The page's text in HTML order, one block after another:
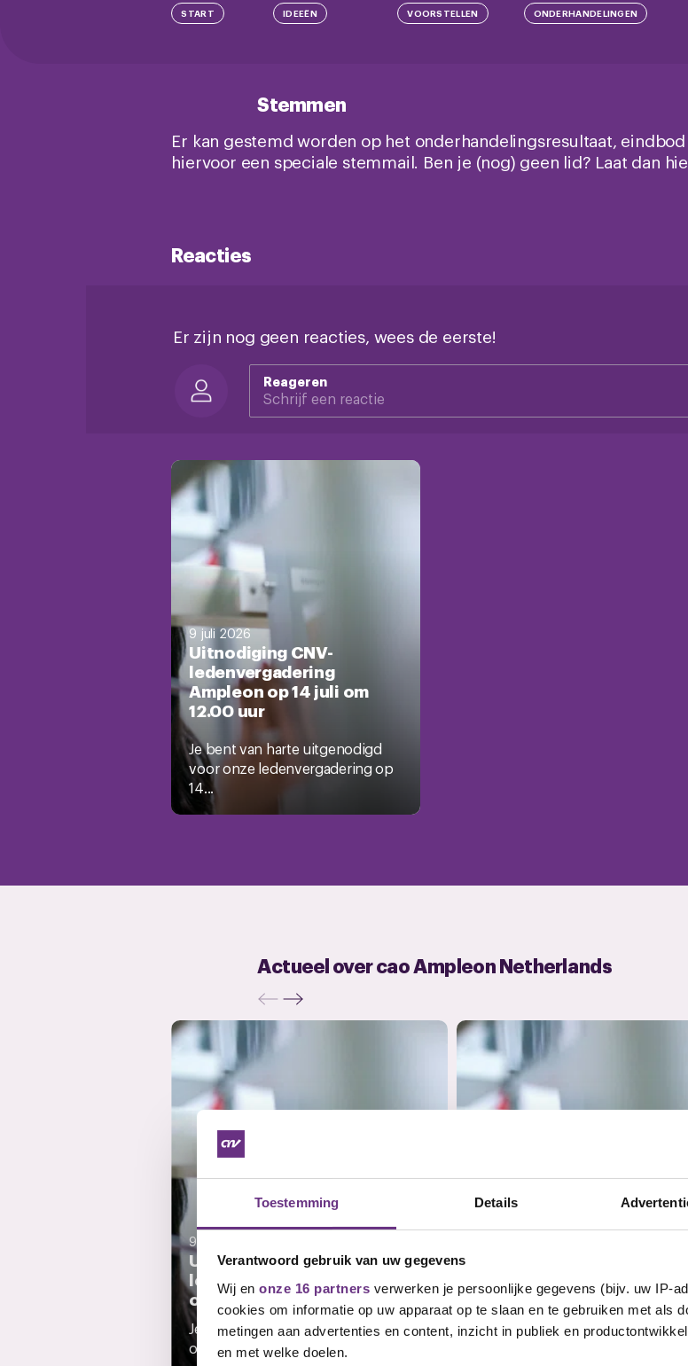
Toestemming Details
Verantwoord gebruik van uw gegevens
Wij en onze 16 partners verwerken je persoonlijke gegevens (bijv. uw IP-
cookies om informatie op uw apparaat op te slaan en te gebruiken met als
metingen aan advertenties en content, inzicht in publiek en
en met welke doelen.
START IDEEËN VOORSTELLEN ONDERHANDELINGEN
Stemmen
Er kan gestemd worden op het onderhandelingsresultaat,
hiervoor een speciale stemmail. Ben je (nog) geen lid? Laat dan
Reacties
Er zijn nog geen reacties, wees de eerste!
Reageren
9 juli 2026
Uitnodiging CNV-
ledenvergadering
Ampleon op 14 juli om
12.00 uur
Je bent van harte uitgenodigd
voor onze ledenvergadering op
14...
Actueel over cao Ampleon Netherlands
9 juli 2026
Uitnodiging CNV-
ledenvergadering Ampleon
op 14 juli om 12.00 uur
Je bent van harte uitgenodigd voor
onze ledenvergadering op 14...
19 december 2025
Update CNV en Ampleon
Op 14 januari 2026 spreekt CNV